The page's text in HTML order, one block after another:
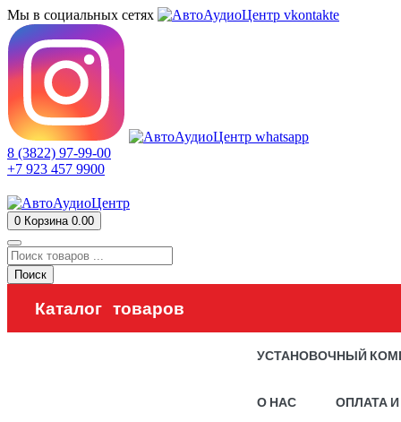
Мы в социальных сетях
8 (3822) 97-99-00
+7 923 457 9900
0 Корзина 0.00
Поиск
Каталог товаров
УСТАНОВОЧНЫЙ
О НАС ОПЛАТА